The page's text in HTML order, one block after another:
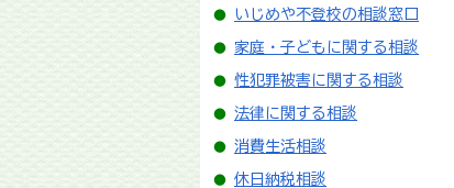
いじめや不登校の相談窓口
家庭・子どもに関する相談
性犯罪被害に関する相談
法律に関する相談
消費生活相談
休日納税相談